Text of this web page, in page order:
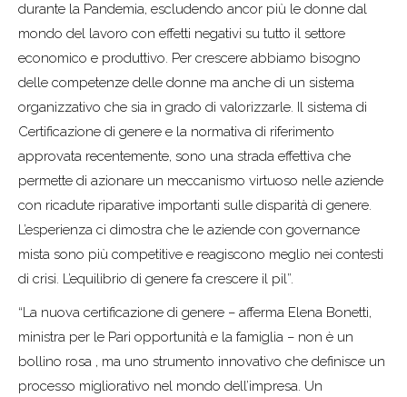
durante la Pandemia, escludendo ancor più le donne dal
mondo del lavoro con effetti negativi su tutto il settore
economico e produttivo. Per crescere abbiamo bisogno
delle competenze delle donne ma anche di un sistema
organizzativo che sia in grado di valorizzarle. Il sistema di
Certificazione di genere e la normativa di riferimento
approvata recentemente, sono una strada effettiva che
permette di azionare un meccanismo virtuoso nelle aziende
con ricadute riparative importanti sulle disparità di genere.
L’esperienza ci dimostra che le aziende con governance
mista sono più competitive e reagiscono meglio nei contesti
di crisi. L’equilibrio di genere fa crescere il pil”.
“La nuova certificazione di genere – afferma Elena Bonetti,
ministra per le Pari opportunità e la famiglia – non è un
bollino rosa , ma uno strumento innovativo che definisce un
processo migliorativo nel mondo dell’impresa. Un